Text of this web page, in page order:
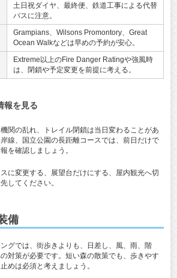
土日祝ダイヤ、最終便、鉄道工事による代替
バスに注意。
Grampians、Wilsons Promontory、Great
Ocean Walkなどは早めの予約が安心。
Extreme以上のFire Danger Ratingや強風時
は、閉鎖や予定変更を前提に考える。
報を見る
関の乱れ、トレイル閉鎖は当日変わることがあ
線、国立公園の長距離コースでは、前日だけで
を確認しましょう。
に変更する、展望台だけにする、屋内観光へ切
してください。
備
グでは、街歩きよりも、日差し、風、雨、階
対策が必要です。短い森の散策でも、歩きやす
めは必須と考えましょう。